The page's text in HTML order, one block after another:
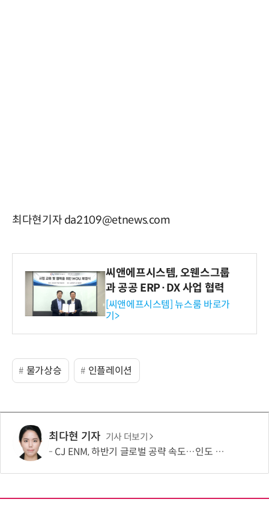
최다현기자 da2109@etnews.com
씨앤에프시스템, 오웬스그룹
과 공공 ERP·DX 사업 협력
[씨앤에프시스템] 뉴스룸 바로가
기>
물가상승 인플레이션
최다현 기자 기사 더보기
CJ ENM, 하반기 글로벌 공략 속도…인도 등 신규 시장 개척